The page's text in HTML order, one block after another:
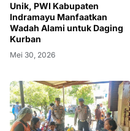
Unik, PWI Kabupaten
Indramayu Manfaatkan
Wadah Alami untuk Daging
Kurban
Mei 30, 2026